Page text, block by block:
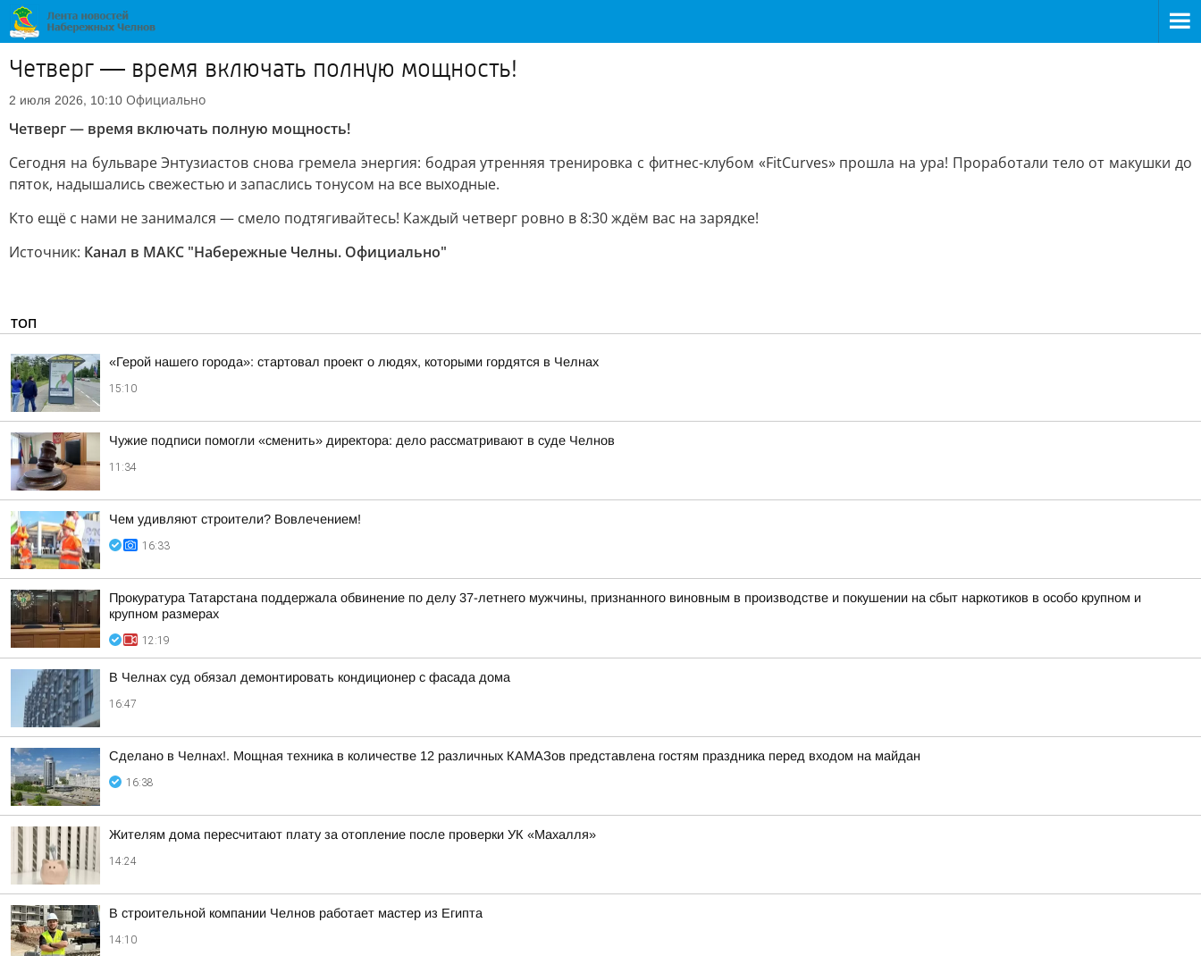
Четверг — время включать полную мощность!
2 июля 2026, 10:10 Официально
Четверг — время включать полную мощность!
Сегодня на бульваре Энтузиастов снова гремела энергия: бодрая утренняя тренировка с фитнес-клубом «FitCurves» прошла на ура! Проработали тело от макушки до
пяток, надышались свежестью и запаслись тонусом на все выходные.
Кто ещё с нами не занимался — смело подтягивайтесь! Каждый четверг ровно в 8:30 ждём вас на зарядке!
Источник: Канал в МАКС "Набережные Челны. Официально"
ТОП
«Герой нашего города»: стартовал проект о людях, которыми гордятся в Челнах
15:10
Чужие подписи помогли «сменить» директора: дело рассматривают в суде Челнов
11:34
Чем удивляют строители? Вовлечением!
16:33
Прокуратура Татарстана поддержала обвинение по делу 37-летнего мужчины, признанного виновным в производстве и покушении на сбыт наркотиков в особо крупном и
крупном размерах
12:19
В Челнах суд обязал демонтировать кондиционер с фасада дома
16:47
Сделано в Челнах!. Мощная техника в количестве 12 различных КАМАЗов представлена гостям праздника перед входом на майдан
16:38
Жителям дома пересчитают плату за отопление после проверки УК «Махалля»
14:24
В строительной компании Челнов работает мастер из Египта
14:10